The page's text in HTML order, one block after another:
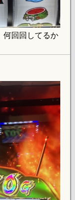
何回回してるか